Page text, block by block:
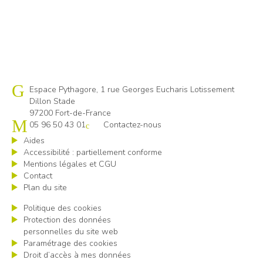
Cap emploi 972
Espace Pythagore, 1 rue Georges Eucharis Lotissement
Dillon Stade
97200 Fort-de-France
05 96 50 43 01
Contactez-nous
Aides
Accessibilité : partiellement conforme
Mentions légales et CGU
Contact
Plan du site
Politique des cookies
Protection des données
personnelles du site web
Paramétrage des cookies
Droit d’accès à mes données